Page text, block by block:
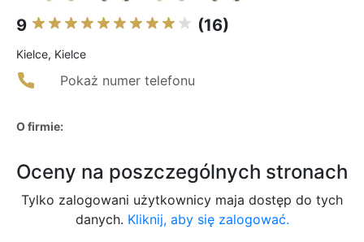
9 (16)
Kielce, Kielce
Pokaż numer telefonu
O firmie:
Oceny na poszczególnych stronach
Tylko zalogowani użytkownicy maja dostęp do tych
danych. Kliknij, aby się zalogować.